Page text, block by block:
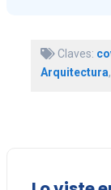
Claves:
Arquitectura,